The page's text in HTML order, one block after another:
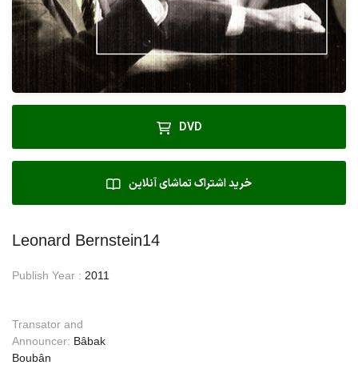
DVD
خرید اشتراک تماشای آنلاین
Leonard Bernstein14
Publish Year : 2011
Transator and
Announcer: Bâbak
Boubân